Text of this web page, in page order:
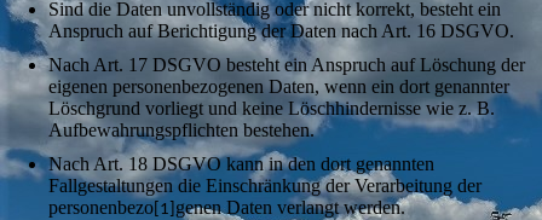
Sind die Daten unvollständig oder nicht korrekt, besteht ein
Anspruch auf Berichtigung der Daten nach Art. 16 DSGVO.
Nach Art. 17 DSGVO besteht ein Anspruch auf Löschung der
eigenen personenbezogenen Daten, wenn ein dort genannter
Löschgrund vorliegt und keine Löschhindernisse wie z. B.
Aufbewahrungspflichten bestehen.
Nach Art. 18 DSGVO kann in den dort genannten
Fallgestaltungen die Einschränkung der Verarbeitung der
personenbezo [1] genen Daten verlangt werden.